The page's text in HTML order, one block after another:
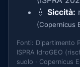
💧 Siccità:
(Copernicus
Fonti: Dipartimento
ISPRA IdroGEO
suolo · Copernicus